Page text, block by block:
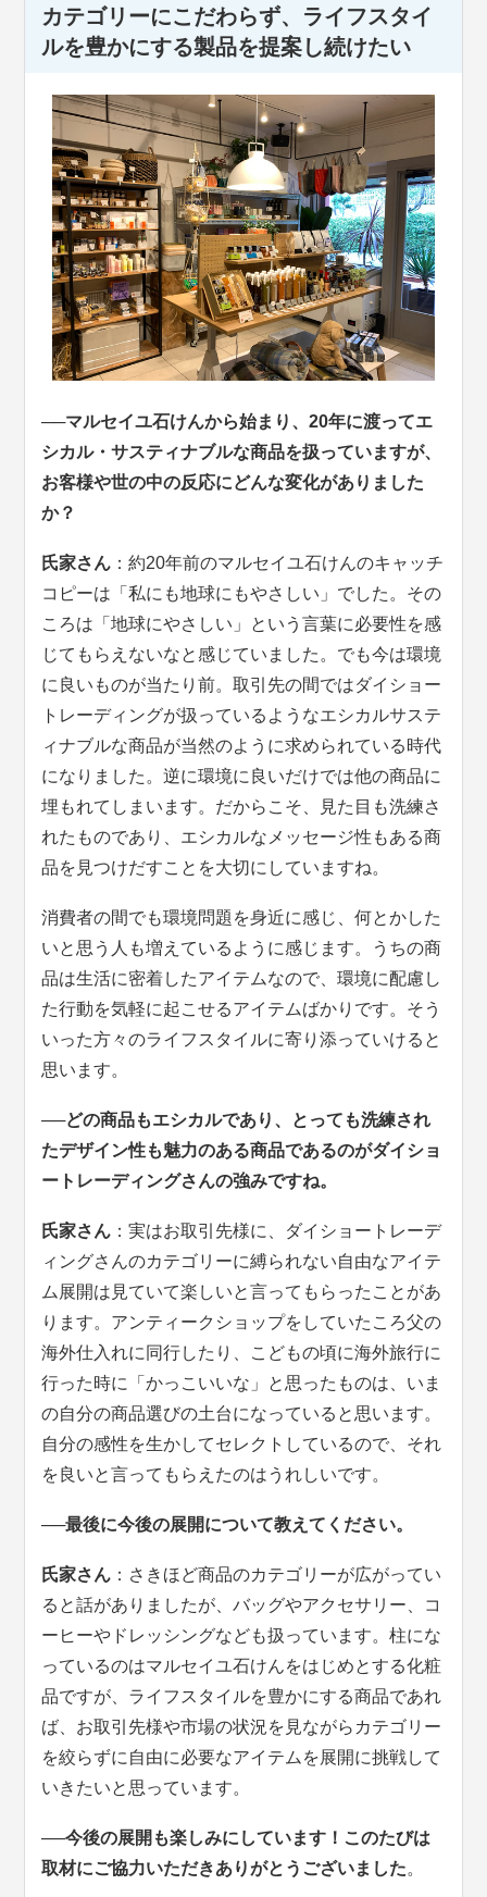
カテゴリーにこだわらず、ライフスタイ
ルを豊かにする製品を提案し続けたい
──マルセイユ石けんから始まり、20年に渡ってエ
シカル・サスティナブルな商品を扱っていますが、
お客様や世の中の反応にどんな変化がありました
か？
氏家さん ：約20年前のマルセイユ石けんのキャッチ
コピーは「私にも地球にもやさしい」でした。その
ころは「地球にやさしい」という言葉に必要性を感
じてもらえないなと感じていました。でも今は環境
に良いものが当たり前。取引先の間ではダイショー
トレーディングが扱っているようなエシカルサステ
ィナブルな商品が当然のように求められている時代
になりました。逆に環境に良いだけでは他の商品に
埋もれてしまいます。だからこそ、見た目も洗練さ
れたものであり、エシカルなメッセージ性もある商
品を見つけだすことを大切にしていますね。
消費者の間でも環境問題を身近に感じ、何とかした
いと思う人も増えているように感じます。うちの商
品は生活に密着したアイテムなので、環境に配慮し
た行動を気軽に起こせるアイテムばかりです。そう
いった方々のライフスタイルに寄り添っていけると
思います。
──どの商品もエシカルであり、とっても洗練され
たデザイン性も魅力のある商品であるのがダイショ
ートレーディングさんの強みですね。
氏家さん ：実はお取引先様に、ダイショートレーデ
ィングさんのカテゴリーに縛られない自由なアイテ
ム展開は見ていて楽しいと言ってもらったことがあ
ります。アンティークショップをしていたころ父の
海外仕入れに同行したり、こどもの頃に海外旅行に
行った時に「かっこいいな」と思ったものは、いま
の自分の商品選びの土台になっていると思います。
自分の感性を生かしてセレクトしているので、それ
を良いと言ってもらえたのはうれしいです。
──最後に今後の展開について教えてください。
氏家さん ：さきほど商品のカテゴリーが広がってい
ると話がありましたが、バッグやアクセサリー、コ
ーヒーやドレッシングなども扱っています。柱にな
っているのはマルセイユ石けんをはじめとする化粧
品ですが、ライフスタイルを豊かにする商品であれ
ば、お取引先様や市場の状況を見ながらカテゴリー
を絞らずに自由に必要なアイテムを展開に挑戦して
いきたいと思っています。
──今後の展開も楽しみにしています！このたびは
取材にご協力いただきありがとうございました。